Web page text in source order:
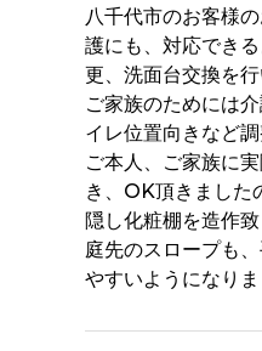
八千代市のお客様
護にも、対応でき
更、洗面台交換を行
ご家族のためには
イレ位置向きなど
ご本人、ご家族に
き、OK頂きました
隠し化粧棚を造作致
庭先のスロープも
やすいようになりま